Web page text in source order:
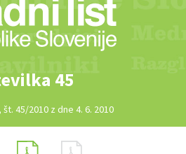
45
45/2010 z dne 4. 6. 2010